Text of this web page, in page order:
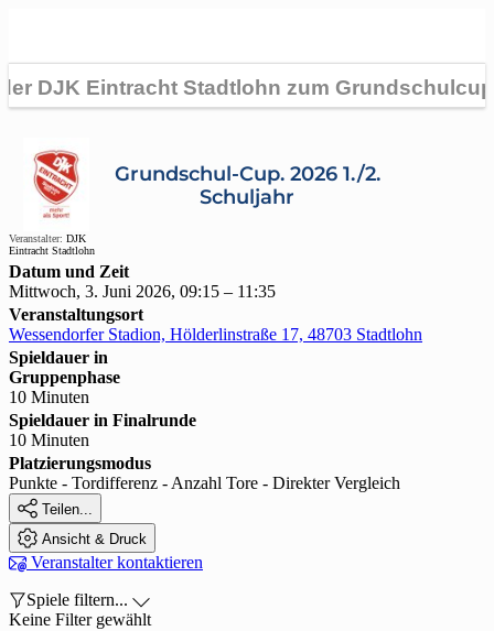
Veranstalter: DJK
Eintracht Stadtlohn
Grundschul-Cup. 2026 1./2.
Schuljahr
Datum und Zeit
Mittwoch, 3. Juni 2026, 09:15 – 11:35
Veranstaltungsort
Wessendorfer Stadion, Hölderlinstraße 17, 48703 Stadtlohn
Spieldauer in
Gruppenphase
10 Minuten
Spieldauer in Finalrunde
10 Minuten
Platzierungsmodus
Punkte - Tordifferenz - Anzahl Tore - Direkter Vergleich
 Teilen...
 Ansicht & Druck
 Veranstalter kontaktieren
Spiele filtern... 
Keine Filter gewählt